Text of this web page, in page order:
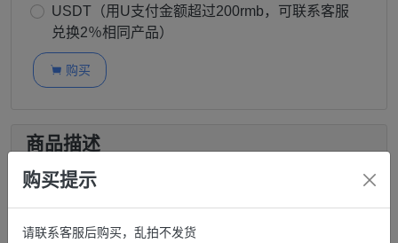
USDT（用U支付金额超过200rmb，可联系客服
兑换2％相同产品）
 购买
商品描述
Facebook新加坡自动注册 | 手机验证 | 带有效邮箱 | 支
购买提示
请联系客服后购买，乱拍不发货